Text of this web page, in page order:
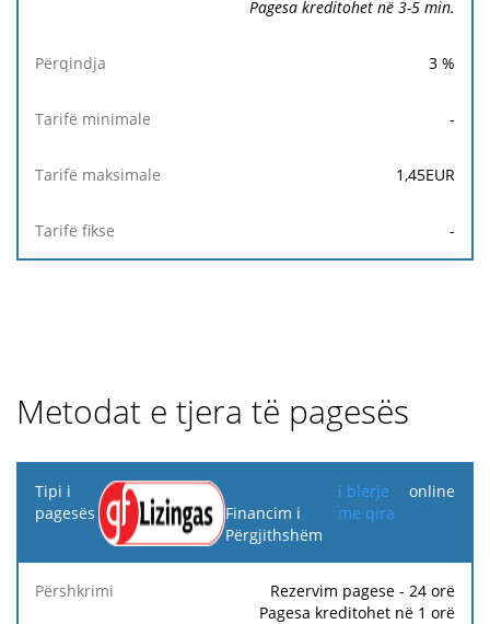
Pagesa kreditohet në 3-5 min.
3 %
-
1,45EUR
-
Metodat e tjera të pagesës
Tipi i
pagesës
Tarifa
minimale
Tarifa
maksimale
Financim i
Përgjithshëm
i blerje
me qira
online
Rezervim pagese - 24 orë
Pagesa kreditohet në 1 orë